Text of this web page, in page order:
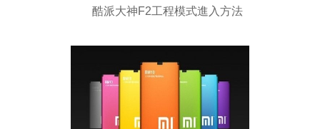
酷派大神F2工程模式進入方法